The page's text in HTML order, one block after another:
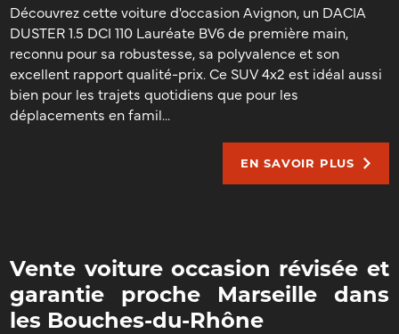
Découvrez cette voiture d'occasion Avignon, un DACIA
DUSTER 1.5 DCI 110 Lauréate BV6 de première main,
reconnu pour sa robustesse, sa polyvalence et son
excellent rapport qualité-prix. Ce SUV 4x2 est idéal aussi
bien pour les trajets quotidiens que pour les
déplacements en famil...
EN SAVOIR PLUS
Vente voiture occasion révisée et
garantie proche Marseille dans
les Bouches-du-Rhône